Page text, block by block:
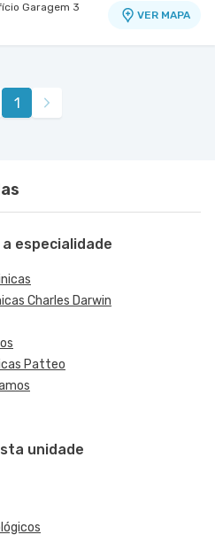
Garagem 3
VER MAPA
1
especialidade
Charles Darwin
Patteo
unidade